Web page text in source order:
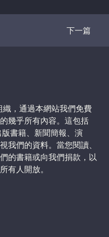
下一篇
Transcript
，通過本網站我們免費
幾乎所有內容。這包括
書籍、新聞簡報、演
我們的資料。當您閱讀、
的書籍或向我們捐款，以
有人開放。